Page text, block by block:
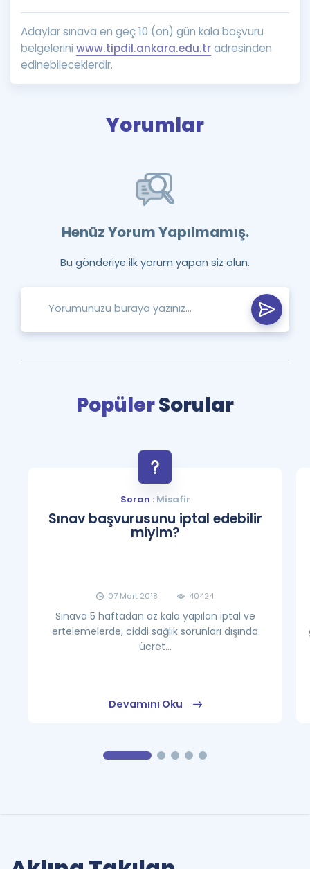
ÖSYM Sınav Takvimi
Kampanyalar
Adaylar sınava en geç 10 (on) gün kala başvuru
belgelerini www.tipdil.ankara.edu.tradresinden
edinebileceklerdir.
Yorumlar
Henüz Yorum Yapılmamış.
Bu gönderiye ilk yorum yapan siz olun.
PopülerSorular
Soran :Misafir
Sınav başvurusunu iptal edebilir
miyim?
07 Mart 2018 40424
Sınava 5 haftadan az kala yapılan iptal ve
ertelemelerde, ciddi sağlık sorunları dışında
ücret...
Devamını Oku